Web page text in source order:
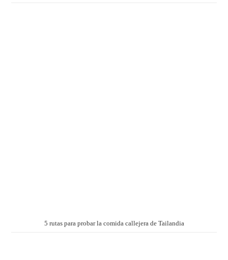
5 rutas para probar la comida callejera de Tailandia